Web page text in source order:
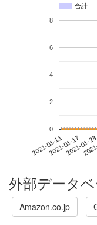
合計
2021-01-112021-01-172021-01-23
0
2
4
6
8
外部データ
Amazon.co.jp